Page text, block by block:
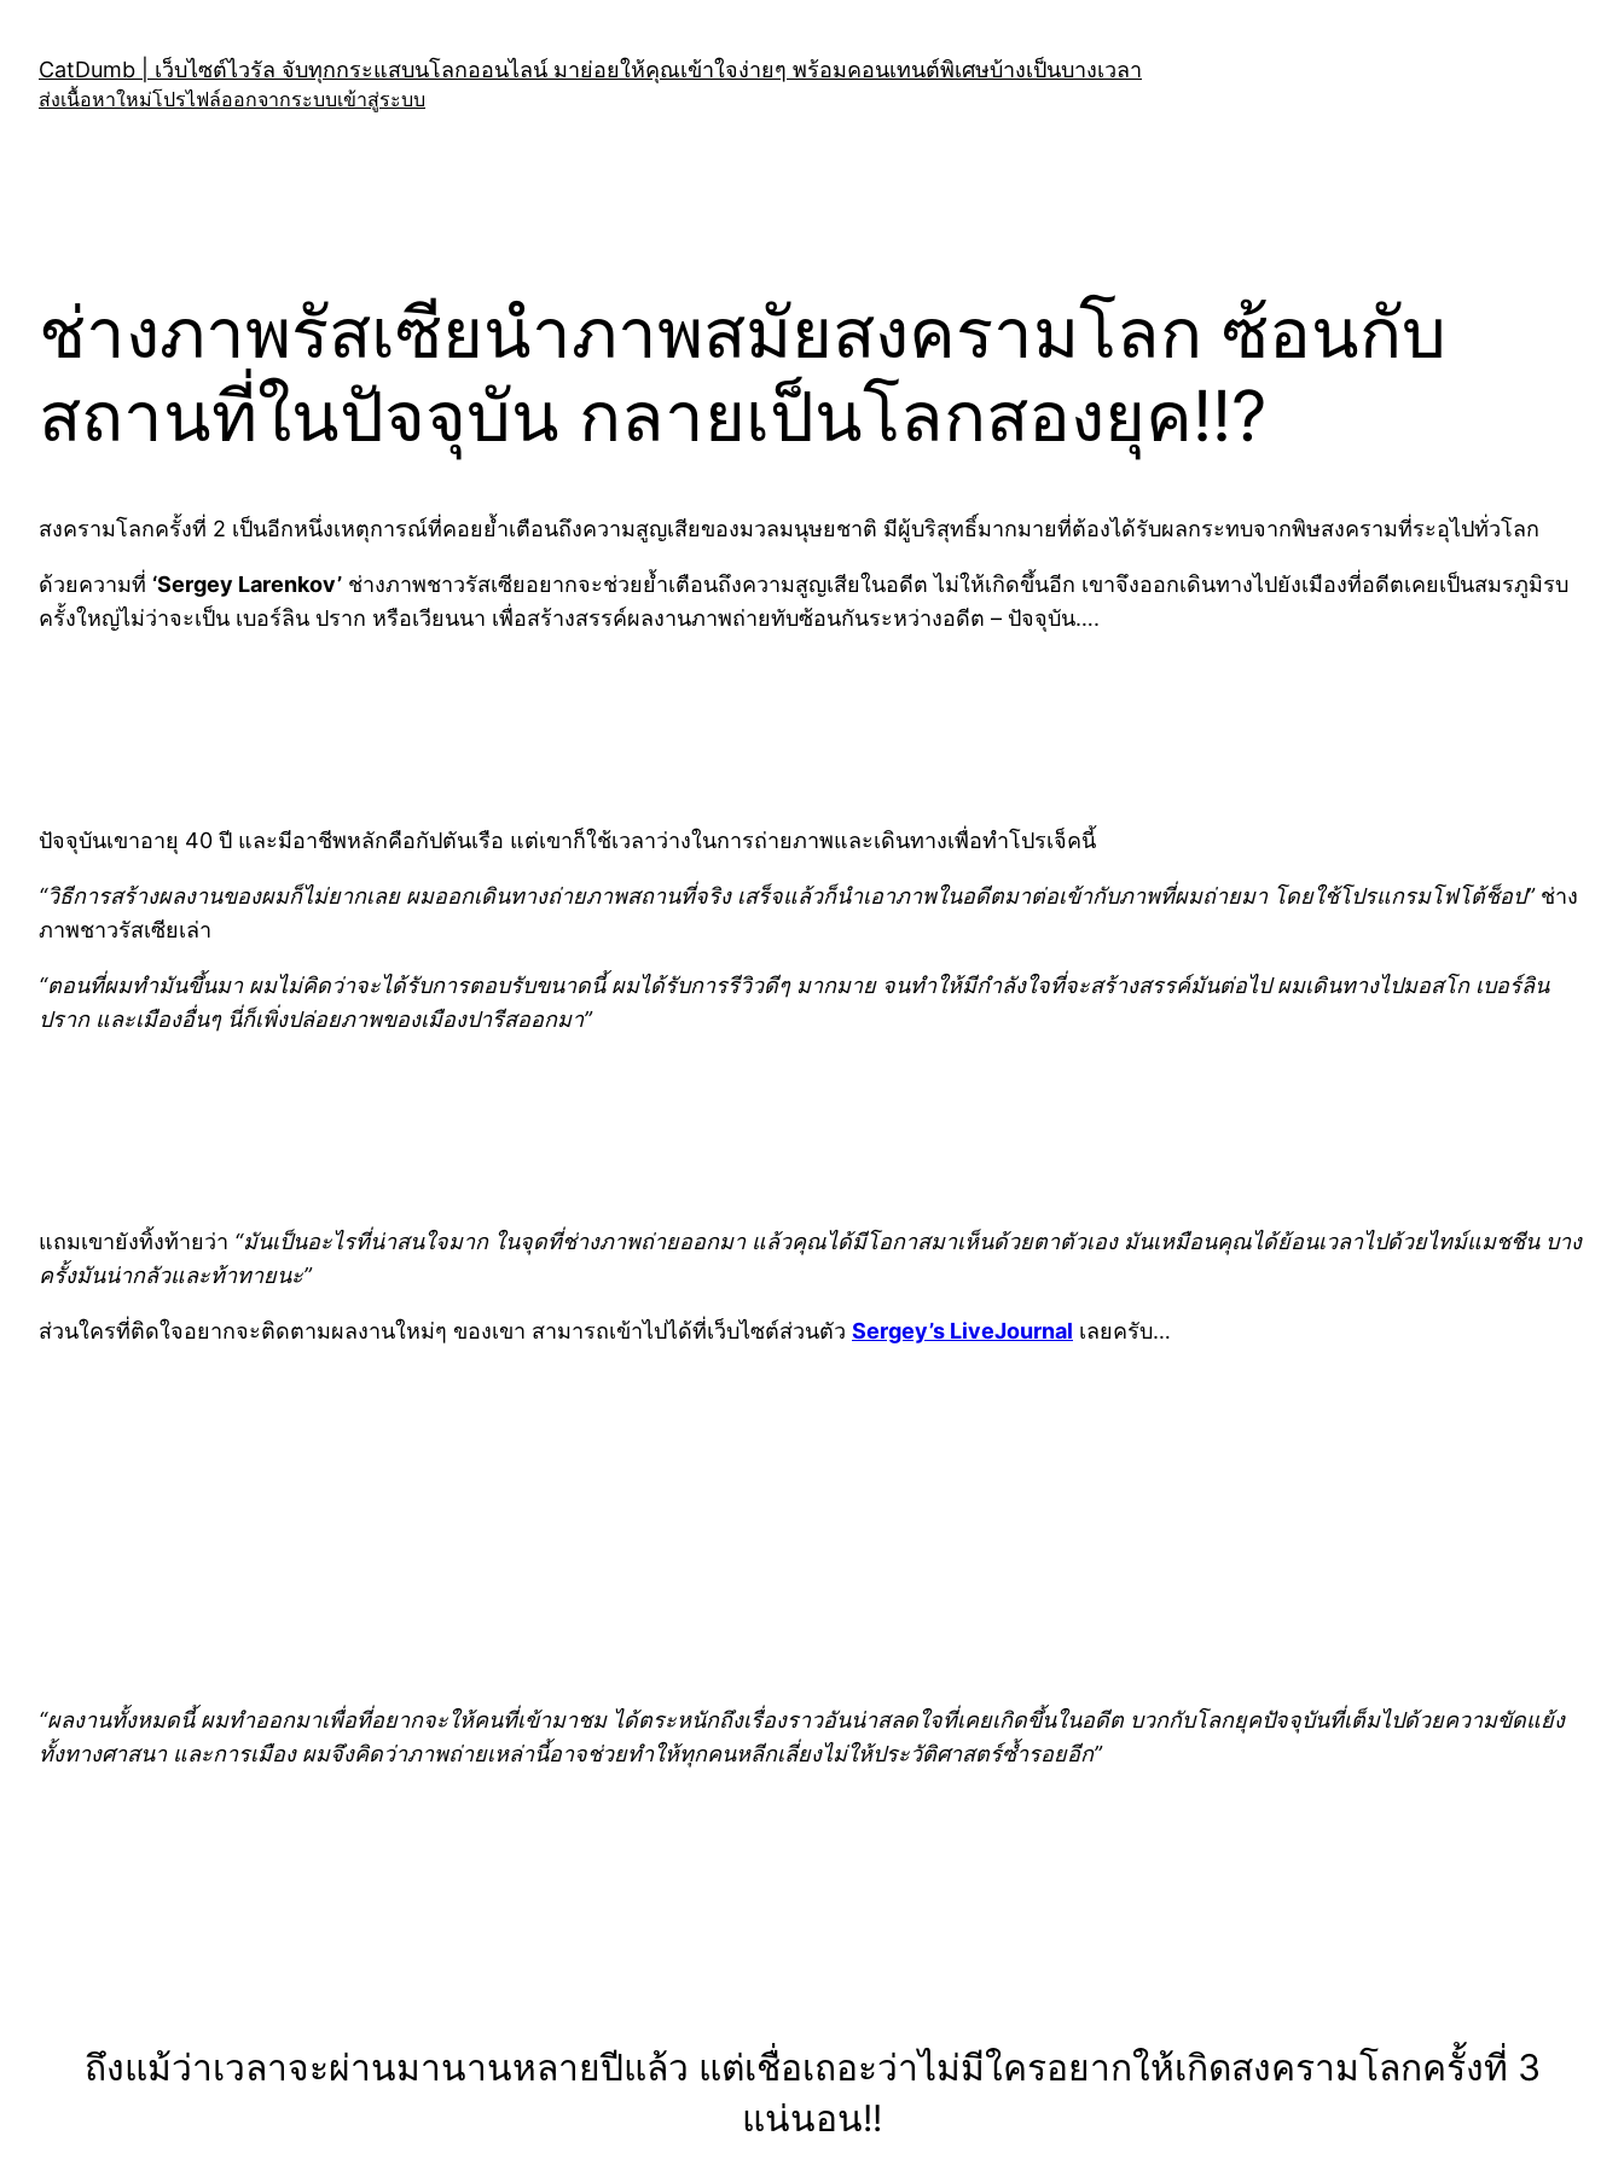
content
CatDumb | เว็บไซต์ไวรัล จับทุกกระแสบนโลกออนไลน์ มาย่อยให้คุณเข้าใจง่ายๆ พร้อมคอนเทนต์พิเศษบ้างเป็นบางเวลา
ส่งเนื้อหาใหม่โปรไฟล์ออกจากระบบเข้าสู่ระบบ
ช่างภาพรัสเซียนำภาพสมัยสงครามโลก ซ้อนกับ
สถานที่ในปัจจุบัน กลายเป็นโลกสองยุค!!?
สงครามโลกครั้งที่ 2 เป็นอีกหนึ่งเหตุการณ์ที่คอยย้ำเตือนถึงความสูญเสียของมวลมนุษยชาติ มีผู้บริสุทธิ์มากมายที่ต้องได้รับผลกระทบจากพิษสงครามที่ระอุไปทั่วโลก
ด้วยความที่ ‘Sergey Larenkov’ ช่างภาพชาวรัสเซียอยากจะช่วยย้ำเตือนถึงความสูญเสียในอดีต ไม่ให้เกิดขึ้นอีก เขาจึงออกเดินทางไปยังเมืองที่อดีตเคยเป็นสมรภูมิรบ
ครั้งใหญ่ไม่ว่าจะเป็น เบอร์ลิน ปราก หรือเวียนนา เพื่อสร้างสรรค์ผลงานภาพถ่ายทับซ้อนกันระหว่างอดีต – ปัจจุบัน….
ปัจจุบันเขาอายุ 40 ปี และมีอาชีพหลักคือกัปตันเรือ แต่เขาก็ใช้เวลาว่างในการถ่ายภาพและเดินทางเพื่อทำโปรเจ็คนี้
“วิธีการสร้างผลงานของผมก็ไม่ยากเลย ผมออกเดินทางถ่ายภาพสถานที่จริง เสร็จแล้วก็นำเอาภาพในอดีตมาต่อเข้ากับภาพที่ผมถ่ายมา โดยใช้โปรแกรมโฟโต้ช็อป”ช่าง
ภาพชาวรัสเซียเล่า
“ตอนที่ผมทำมันขึ้นมา ผมไม่คิดว่าจะได้รับการตอบรับขนาดนี้ ผมได้รับการรีวิวดีๆ มากมาย จนทำให้มีกำลังใจที่จะสร้างสรรค์มันต่อไป ผมเดินทางไปมอสโก เบอร์ลิน
ปราก และเมืองอื่นๆ นี่ก็เพิ่งปล่อยภาพของเมืองปารีสออกมา”
แถมเขายังทิ้งท้ายว่า “มันเป็นอะไรที่น่าสนใจมาก ในจุดที่ช่างภาพถ่ายออกมา แล้วคุณได้มีโอกาสมาเห็นด้วยตาตัวเอง มันเหมือนคุณได้ย้อนเวลาไปด้วยไทม์แมชชีน บาง
ครั้งมันน่ากลัวและท้าทายนะ”
ส่วนใครที่ติดใจอยากจะติดตามผลงานใหม่ๆ ของเขา สามารถเข้าไปได้ที่เว็บไซต์ส่วนตัว Sergey’s LiveJournal เลยครับ…
“ผลงานทั้งหมดนี้ ผมทำออกมาเพื่อที่อยากจะให้คนที่เข้ามาชม ได้ตระหนักถึงเรื่องราวอันน่าสลดใจที่เคยเกิดขึ้นในอดีต บวกกับโลกยุคปัจจุบันที่เต็มไปด้วยความขัดแย้ง
ทั้งทางศาสนา และการเมือง ผมจึงคิดว่าภาพถ่ายเหล่านี้อาจช่วยทำให้ทุกคนหลีกเลี่ยงไม่ให้ประวัติศาสตร์ซ้ำรอยอีก”
ถึงแม้ว่าเวลาจะผ่านมานานหลายปีแล้ว แต่เชื่อเถอะว่าไม่มีใครอยากให้เกิดสงครามโลกครั้งที่ 3
แน่นอน!!